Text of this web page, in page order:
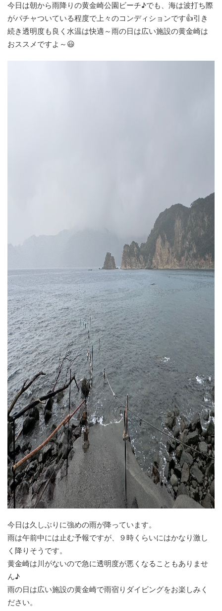
今日は朝から雨降りの黄金崎公園ビーチ♪でも、海は波打ち際
がパチャついている程度で上々のコンディションです👍引き
続き透明度も良く水温は快適～雨の日は広い施設の黄金崎は
おススメですよ～😃
今日は久しぶりに強めの雨が降っています。
雨は午前中には止む予報ですが、９時くらいにはかなり激し
く降りそうです。
黄金崎は川がないので急に透明度が悪くなることもありませ
ん♪
雨の日は広い施設の黄金崎で雨宿りダイビングをお楽しみく
ださい。